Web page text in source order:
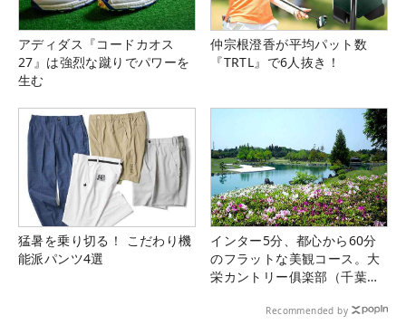
アディダス『コードカオス
27』は強烈な蹴りでパワーを
生む
仲宗根澄香が平均パット数
『TRTL』で6人抜き！
猛暑を乗り切る！ こだわり機
能派パンツ4選
インター5分、都心から60分
のフラットな美観コース。大
栄カントリー俱楽部（千葉
Recommended by